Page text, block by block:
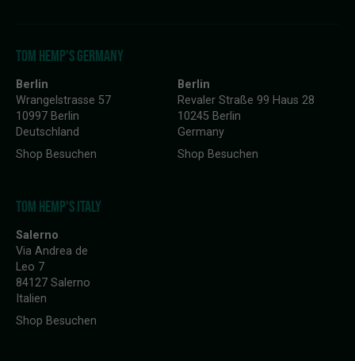
TOM HEMP'S GERMANY
Berlin
Wrangelstrasse 57
10997 Berlin
Deutschland
Shop Besuchen
Berlin
Revaler Straße 99 Haus 28
10245 Berlin
Germany
Shop Besuchen
TOM HEMP'S ITALY
Salerno
Via Andrea de
Leo 7
84127 Salerno
Italien
Shop Besuchen